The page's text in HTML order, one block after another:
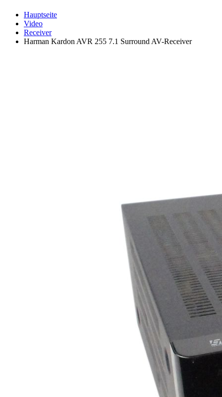
Hauptseite
Video
Receiver
Harman Kardon AVR 255 7.1 Surround AV-Receiver